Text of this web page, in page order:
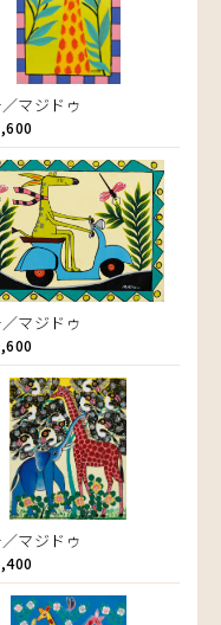
マジドゥ
マジドゥ
マジドゥ